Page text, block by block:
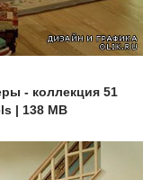
- коллекция 51
| 138 MB